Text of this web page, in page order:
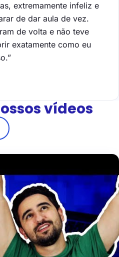
extremamente infeliz e
de dar aula de vez.
de volta e não teve
exatamente como eu
vídeos